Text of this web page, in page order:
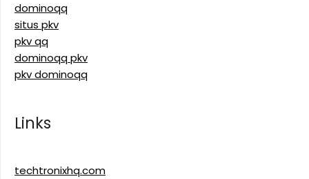
dominoqq
situs pkv
pkv qq
dominoqq pkv
pkv dominoqq
Links
techtronixhq.com